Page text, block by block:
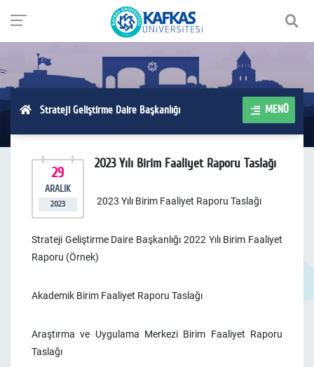
Strateji Geliştirme Daire Başkanlığı MENÜ
29
ARALIK
2023
2023 Yılı Birim Faaliyet Raporu Taslağı
2023 Yılı Birim Faaliyet Raporu Taslağı
Strateji Geliştirme Daire Başkanlığı 2022 Yılı Birim Faaliyet
Raporu (Örnek)
Akademik Birim Faaliyet Raporu Taslağı
Araştırma ve Uygulama Merkezi Birim Faaliyet Raporu
Taslağı